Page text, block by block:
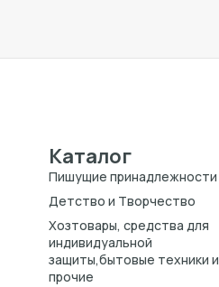
Каталог
Пишущие принадлежности
Детство и Творчество
Хозтовары, средства для
индивидуальной
защиты,бытовые техники и
прочие